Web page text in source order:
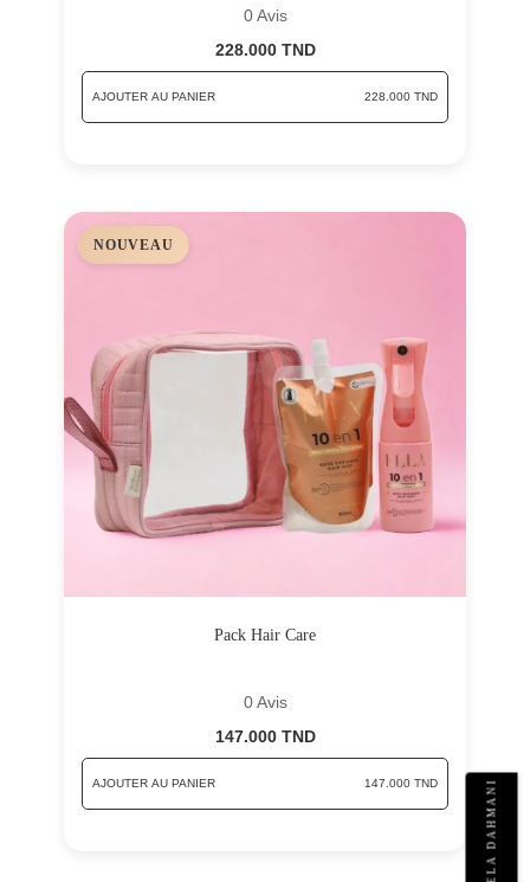
0 Avis
228.000 TND
AJOUTER AU PANIER 228.000 TND
NOUVEAU
Pack Hair Care
0 Avis
147.000 TND
AJOUTER AU PANIER 147.000 TND